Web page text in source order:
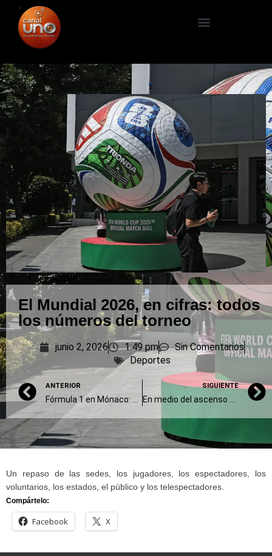
El Mundial 2026, en cifras: todos
los números del torneo
junio 2, 2026 1:49 pm
Sin Comentarios
Deportes
ANTERIOR
Fórmula 1 en Mónaco: el cronograma y la agenda de Franco Colapinto
SIGUIENTE
En medio del ascenso mediático, juega Tim Payne
Un repaso de las sedes, los jugadores, los espectadores, los
voluntarios, los estados, el público y los telespectadores.
Compártelo:
Facebook X